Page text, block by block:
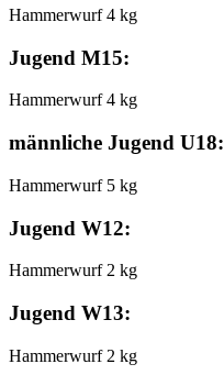
Hammerwurf 4 kg
Jugend M15:
Hammerwurf 4 kg
männliche Jugend U18:
Hammerwurf 5 kg
Jugend W12:
Hammerwurf 2 kg
Jugend W13:
Hammerwurf 2 kg